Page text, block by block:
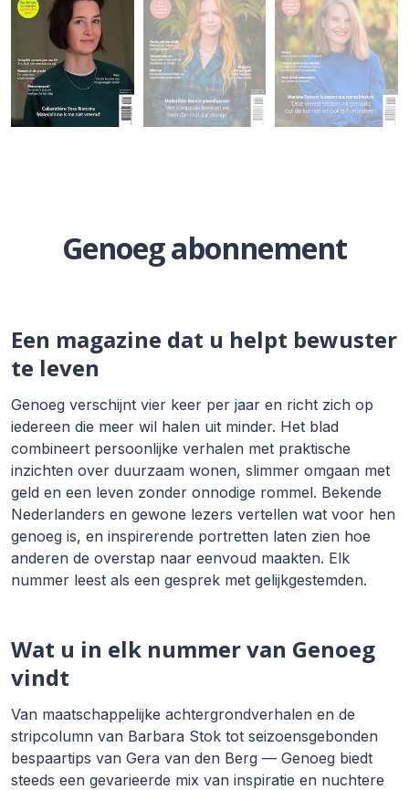
Genoeg abonnement
Een magazine dat u helpt bewuster
te leven
Genoeg verschijnt vier keer per jaar en richt zich op
iedereen die meer wil halen uit minder. Het blad
combineert persoonlijke verhalen met praktische
inzichten over duurzaam wonen, slimmer omgaan met
geld en een leven zonder onnodige rommel. Bekende
Nederlanders en gewone lezers vertellen wat voor hen
genoeg is, en inspirerende portretten laten zien hoe
anderen de overstap naar eenvoud maakten. Elk
nummer leest als een gesprek met gelijkgestemden.
Wat u in elk nummer van Genoeg
vindt
Van maatschappelijke achtergrondverhalen en de
stripcolumn van Barbara Stok tot seizoensgebonden
bespaartips van Gera van den Berg — Genoeg biedt
steeds een gevarieerde mix van inspiratie en nuchtere